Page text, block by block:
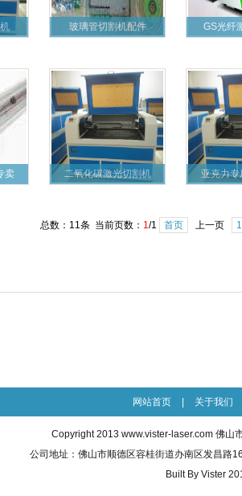
玻璃管切割机配件 GS光纤
卖 二氧化碳激光切割机 亚克力
总数：11条 当前页数： 1/1 首页 上一页 1
网站首页 关于我们
Copyright 2013 www.vister-laser.com 佛山
公司地址：佛山市顺德区容桂街道办南区发昌路
Built By Vister